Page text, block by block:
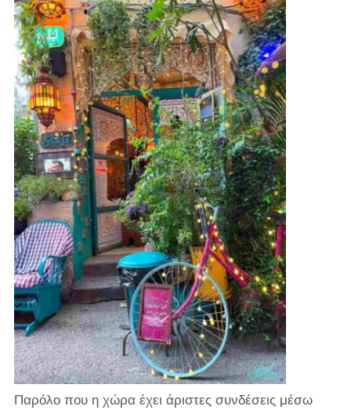
Παρόλο που η χώρα έχει άριστες συνδέσεις μέσω